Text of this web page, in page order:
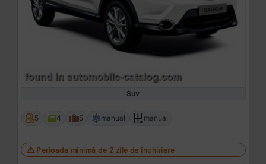
Suv
5 4 5 manual manual
Perioada minimă de 2 zile de închiriere